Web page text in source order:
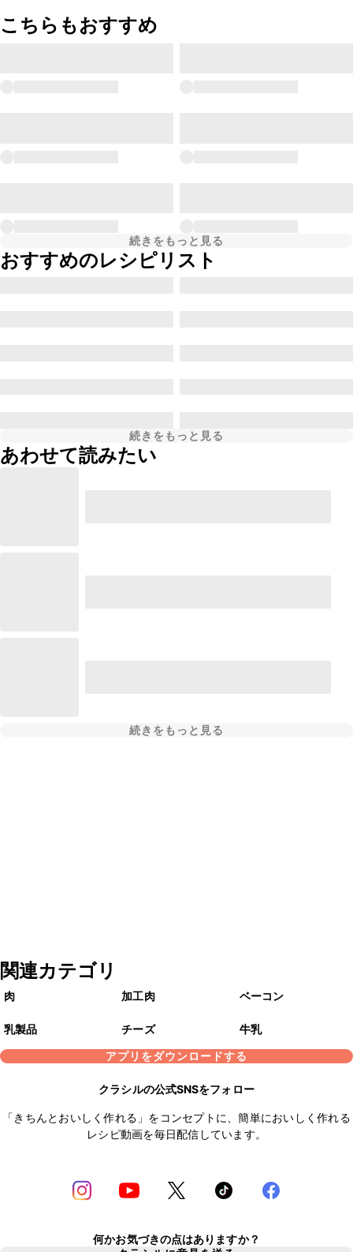
こちらもおすすめ
続きをもっと見る
おすすめのレシピリスト
続きをもっと見る
あわせて読みたい
続きをもっと見る
関連カテゴリ
肉 加工肉 ベーコン
乳製品 チーズ
牛乳
アプリをダウンロードする
クラシルの公式SNSをフォロー
「きちんとおいしく作れる」をコンセプトに、簡単においしく作れる
レシピ動画を毎日配信しています。
何かお気づきの点はありますか？